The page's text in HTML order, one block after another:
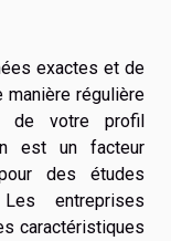
exactes et de
manière régulière
de votre profil
est un facteur
des études
entreprises
caractéristiques